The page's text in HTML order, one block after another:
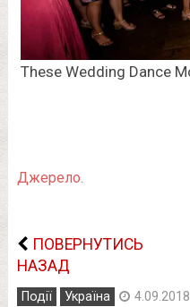
Джерело.
ПОВЕРНУТИСЬ
НАЗАД
Події Україна 4.09.2018